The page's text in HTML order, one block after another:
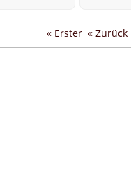
« Erster « Zurück